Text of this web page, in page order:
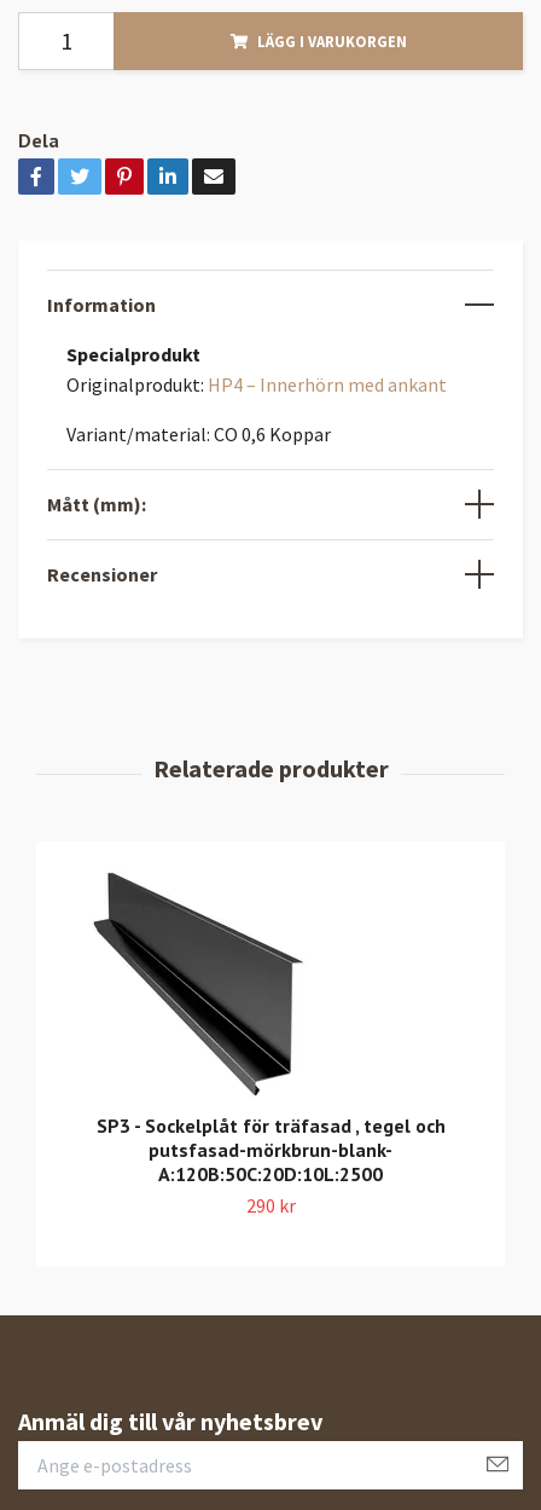
LÄGG I VARUKORGEN
Dela
Information
Specialprodukt
Originalprodukt: HP4 – Innerhörn med ankant
Variant/material: CO 0,6 Koppar
Mått (mm):
Recensioner
SP3 - Sockelplåt för träfasad , tegel och
putsfasad-mörkbrun-blank-
A:120B:50C:20D:10L:2500
290 kr
Anmäl dig till vår nyhetsbrev